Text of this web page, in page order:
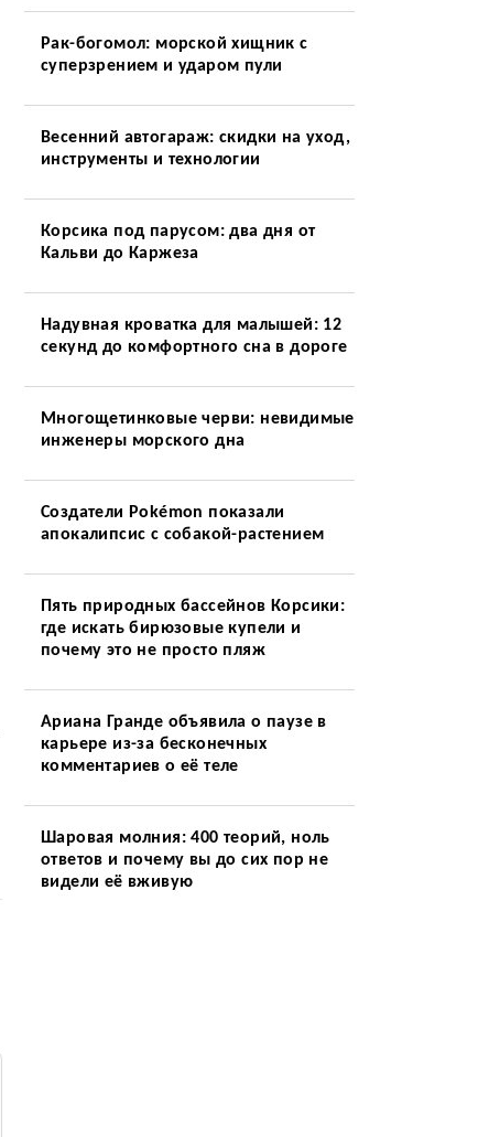
Рак-богомол: морской хищник с
суперзрением и ударом пули
Весенний автогараж: скидки на уход,
инструменты и технологии
Корсика под парусом: два дня от
Кальви до Каржеза
Надувная кроватка для малышей: 12
секунд до комфортного сна в дороге
Многощетинковые черви: невидимые
инженеры морского дна
Создатели Pokémon показали
апокалипсис с собакой-растением
Пять природных бассейнов Корсики:
где искать бирюзовые купели и
почему это не просто пляж
Ариана Гранде объявила о паузе в
карьере из-за бесконечных
комментариев о её теле
Шаровая молния: 400 теорий, ноль
ответов и почему вы до сих пор не
видели её вживую